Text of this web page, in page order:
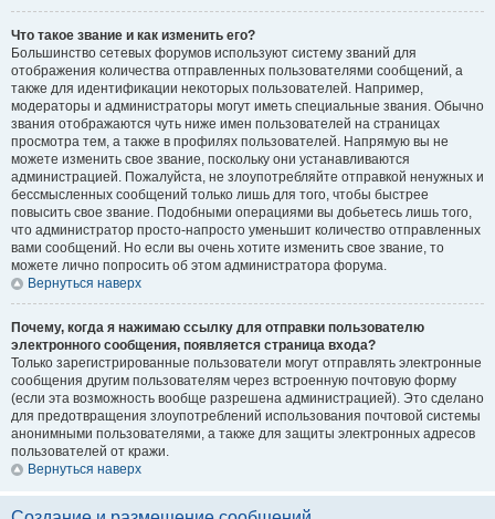
Что такое звание и как изменить его?
Большинство сетевых форумов используют систему званий для
отображения количества отправленных пользователями сообщений, а
также для идентификации некоторых пользователей. Например,
модераторы и администраторы могут иметь специальные звания. Обычно
звания отображаются чуть ниже имен пользователей на страницах
просмотра тем, а также в профилях пользователей. Напрямую вы не
можете изменить свое звание, поскольку они устанавливаются
администрацией. Пожалуйста, не злоупотребляйте отправкой ненужных и
бессмысленных сообщений только лишь для того, чтобы быстрее
повысить свое звание. Подобными операциями вы добьетесь лишь того,
что администратор просто-напросто уменьшит количество отправленных
вами сообщений. Но если вы очень хотите изменить свое звание, то
можете лично попросить об этом администратора форума.
Вернуться наверх
Почему, когда я нажимаю ссылку для отправки пользователю
электронного сообщения, появляется страница входа?
Только зарегистрированные пользователи могут отправлять электронные
сообщения другим пользователям через встроенную почтовую форму
(если эта возможность вообще разрешена администрацией). Это сделано
для предотвращения злоупотреблений использования почтовой системы
анонимными пользователями, а также для защиты электронных адресов
пользователей от кражи.
Вернуться наверх